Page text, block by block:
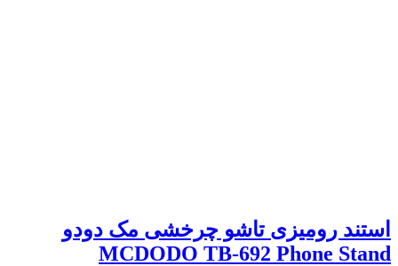
استند رومیزی تاشو چرخشی مک دودو
MCDODO TB-692 Phone Stand